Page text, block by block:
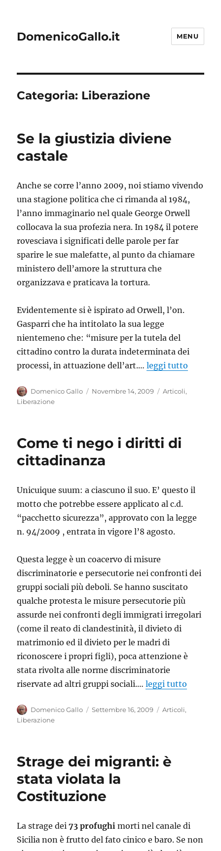
DomenicoGallo.it MENU
Categoria: Liberazione
Se la giustizia diviene
castale
Anche se corre l’anno 2009, noi stiamo vivendo
una stagione politica che ci rimanda al 1984,
l’anno immaginario nel quale George Orwell
collocava la sua profezia nera. In 1984 il potere
rovesciava i significati delle parole per far
sparire le sue malefatte, al punto da chiamare
ministero dell’amore la struttura che
organizzava e praticava la tortura.
Evidentemente si è ispirato ad Orwell, l’on.
Gasparri che ha intitolato la sua legge
nientemeno che: “misure per la tutela del
cittadino contro la durata indeterminata dei
processi, in attuazione dell’art.…leggi tutto
Autore
Domenico Gallo
Pubblicato
Novembre 14, 2009 Categorie
Articoli,
Liberazione
Come ti nego i diritti di
cittadinanza
Unicuique suum: a ciascuno il suo. E’ questo il
motto che potrebbe essere applicato al c.d.
“pacchetto sicurezza”, approvato con la legge
n. 94/2009 , entrata in vigore l’8 agosto.
Questa legge è un coacervo di misure
discriminatorie e persecutorie nei confronti dei
gruppi sociali più deboli. Se hanno suscitato
qualche protesta le misure persecutorie più
assurde nei confronti degli immigrati irregolari
(come il reato di clandestinità, il divieto di
matrimonio ed il divieto per le madri di
riconoscere i propri figli), poca attenzione è
stata rivolta alle norme discriminatorie
riservate ad altri gruppi sociali.…leggi tutto
Autore
Domenico Gallo
Pubblicato
Settembre 16, 2009 Categorie
Articoli,
Liberazione
Strage dei migranti: è
stata violata la
Costituzione
La strage dei73 profughi morti nel canale di
Sicilia non è frutto del fato cinico e baro. Se non